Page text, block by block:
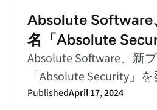
Absolute Software
名「Absolute
Absolute Software、新
「Absolute Security」
PublishedApril 17, 2024